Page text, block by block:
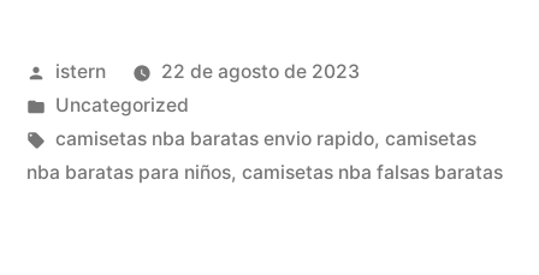
Nba
Para
Niños»
Publicado
por
istern
22 de agosto de 2023
Publicado
en
Uncategorized
Etiquetas:
camisetas nba baratas envio rapido, camisetas
nba baratas para niños, camisetas nba falsas baratas